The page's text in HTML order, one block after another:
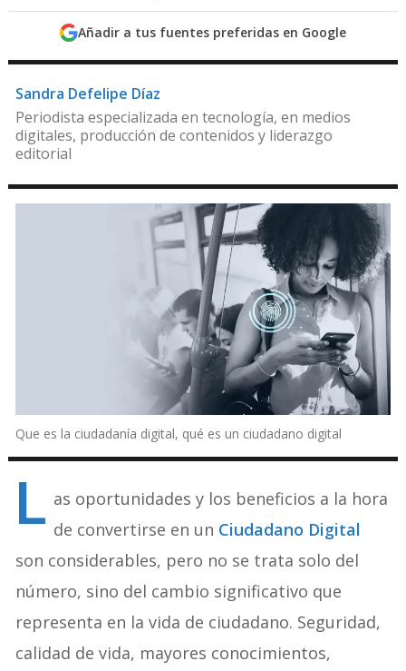
Añadir a tus fuentes preferidas en Google
Sandra Defelipe Díaz
Periodista especializada en tecnología, en medios
digitales, producción de contenidos y liderazgo
editorial
Que es la ciudadanía digital, qué es un ciudadano digital
L as oportunidades y los beneficios a la hora
de convertirse en un Ciudadano Digital
son considerables, pero no se trata solo del
número, sino del cambio significativo que
representa en la vida de ciudadano. Seguridad,
calidad de vida, mayores conocimientos,